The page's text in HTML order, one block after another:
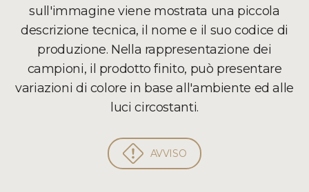
sull'immagine viene mostrata una piccola
descrizione tecnica, il nome e il suo codice di
produzione. Nella rappresentazione dei
campioni, il prodotto finito, può presentare
variazioni di colore in base all'ambiente ed alle
luci circostanti.
AVVISO